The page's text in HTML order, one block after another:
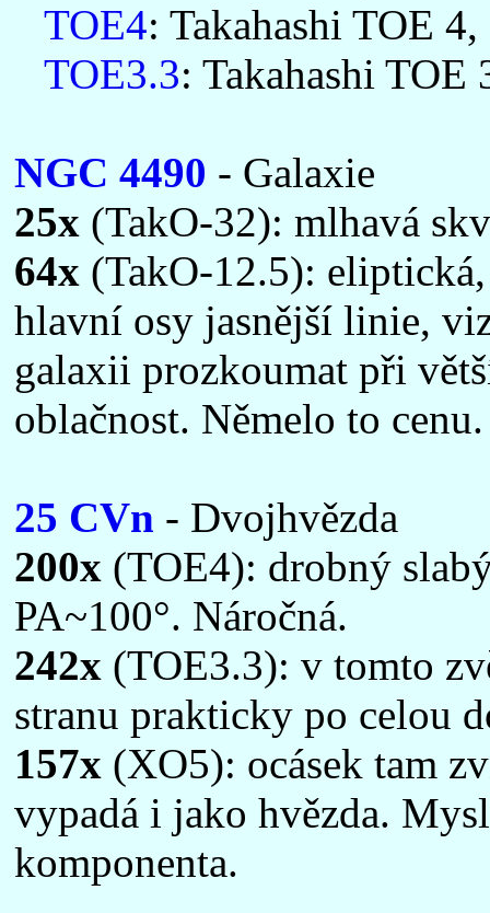
TOE4: Takahashi TOE
TOE3.3: Takahashi
NGC 4490 - Galaxie
25x (TakO-32): mlhavá
64x (TakO-12.5):
hlavní osy jasnější linie,
galaxii prozkoumat při
oblačnost. Němelo to cenu.
25 CVn - Dvojhvězda
200x (TOE4): drobný
PA~100°. Náročná.
242x (TOE3.3): v tomto
stranu prakticky po celou
157x (XO5): ocásek tam
vypadá i jako hvězda.
komponenta.